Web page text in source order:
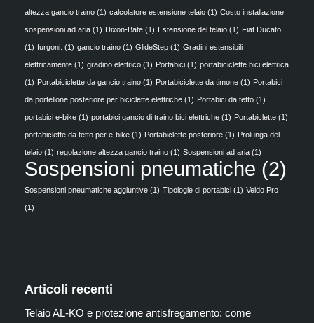
altezza gancio traino (1) calcolatore estensione telaio (1) Costo installazione
sospensioni ad aria (1) Dixon-Bate (1) Estensione del telaio (1) Fiat Ducato
(1) furgoni. (1) gancio traino (1) GlideStep (1) Gradini estensibili
elettricamente (1) gradino elettrico (1) Portabici (1) portabiciclette bici elettrica
(1) Portabiciclette da gancio traino (1) Portabiciclette da timone (1) Portabici
da portellone posteriore per biciclette elettriche (1) Portabici da tetto (1)
portabici e-bike (1) portabici gancio di traino bici elettriche (1) Portabiclette (1)
portabiclette da tetto per e-bike (1) Portabiclette posteriore (1) Prolunga del
telaio (1) regolazione altezza gancio traino (1) Sospensioni ad aria (1)
Sospensioni pneumatiche (2)
Sospensioni pneumatiche aggiuntive (1) Tipologie di portabici (1) Veldo Pro
(1)
Articoli recenti
Telaio AL-KO e protezione antisfregamento: come